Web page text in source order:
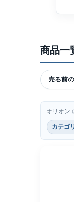
商品一
売る前
オリオン
カテゴ